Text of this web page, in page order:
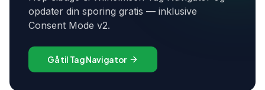
opdater din sporing gratis — inklusive
Consent Mode v2.
Gå til Tag Navigator